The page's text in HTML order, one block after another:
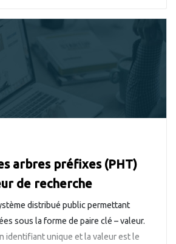
arbres préfixes (PHT)
de recherche
distribué public permettant
sous la forme de paire clé – valeur.
identifiant unique et la valeur est le